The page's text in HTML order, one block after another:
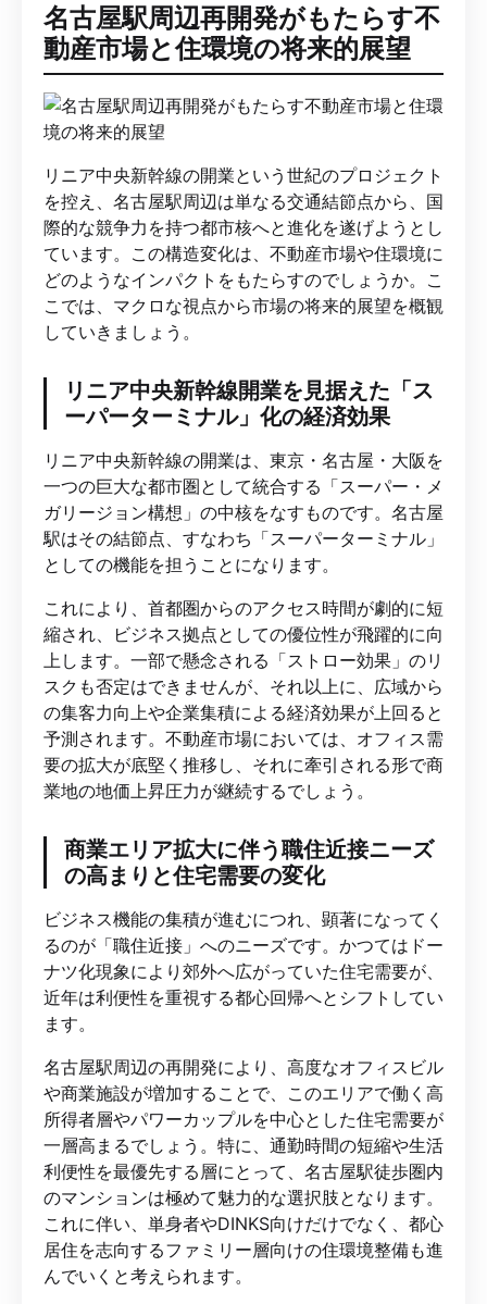
名古屋駅周辺再開発がもたらす不
動産市場と住環境の将来的展望
リニア中央新幹線の開業という世紀のプロジェクト
を控え、名古屋駅周辺は単なる交通結節点から、国
際的な競争力を持つ都市核へと進化を遂げようとし
ています。この構造変化は、不動産市場や住環境に
どのようなインパクトをもたらすのでしょうか。こ
こでは、マクロな視点から市場の将来的展望を概観
していきましょう。
リニア中央新幹線開業を見据えた「ス
ーパーターミナル」化の経済効果
リニア中央新幹線の開業は、東京・名古屋・大阪を
一つの巨大な都市圏として統合する「スーパー・メ
ガリージョン構想」の中核をなすものです。名古屋
駅はその結節点、すなわち「スーパーターミナル」
としての機能を担うことになります。
これにより、首都圏からのアクセス時間が劇的に短
縮され、ビジネス拠点としての優位性が飛躍的に向
上します。一部で懸念される「ストロー効果」のリ
スクも否定はできませんが、それ以上に、広域から
の集客力向上や企業集積による経済効果が上回ると
予測されます。不動産市場においては、オフィス需
要の拡大が底堅く推移し、それに牽引される形で商
業地の地価上昇圧力が継続するでしょう。
商業エリア拡大に伴う職住近接ニーズ
の高まりと住宅需要の変化
ビジネス機能の集積が進むにつれ、顕著になってく
るのが「職住近接」へのニーズです。かつてはドー
ナツ化現象により郊外へ広がっていた住宅需要が、
近年は利便性を重視する都心回帰へとシフトしてい
ます。
名古屋駅周辺の再開発により、高度なオフィスビル
や商業施設が増加することで、このエリアで働く高
所得者層やパワーカップルを中心とした住宅需要が
一層高まるでしょう。特に、通勤時間の短縮や生活
利便性を最優先する層にとって、名古屋駅徒歩圏内
のマンションは極めて魅力的な選択肢となります。
これに伴い、単身者やDINKS向けだけでなく、都心
居住を志向するファミリー層向けの住環境整備も進
んでいくと考えられます。